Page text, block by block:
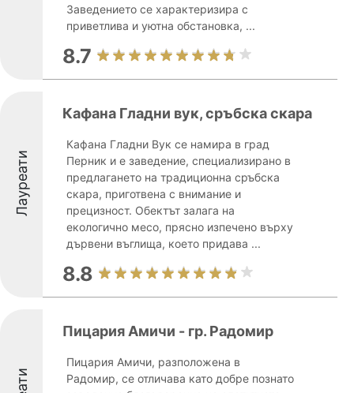
Заведението се характеризира с
приветлива и уютна обстановка, ...
8.7
Лауреати
Кафана Гладни вук, сръбска скара
Кафана Гладни Вук се намира в град
Перник и е заведение, специализирано в
предлагането на традиционна сръбска
скара, приготвена с внимание и
прецизност. Обектът залага на
екологично месо, прясно изпечено върху
дървени въглища, което придава ...
8.8
Пицария Aмичи - гр. Радомир
Пицария Амичи, разположена в
Радомир, се отличава като добре познато